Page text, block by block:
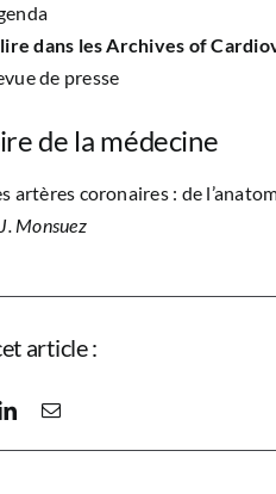
dans les Archives of
de presse
de la médecine
artères coronaires : de
Monsuez
article :